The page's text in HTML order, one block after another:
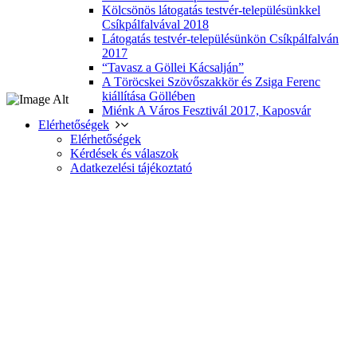
Kölcsönös látogatás testvér-településünkkel
Csíkpálfalvával 2018
Látogatás testvér-településünkön Csíkpálfalván
2017
“Tavasz a Göllei Kácsalján”
A Töröcskei Szövőszakkör és Zsiga Ferenc
kiállítása Göllében
Miénk A Város Fesztivál 2017, Kaposvár
Elérhetőségek
Elérhetőségek
Kérdések és válaszok
Adatkezelési tájékoztató